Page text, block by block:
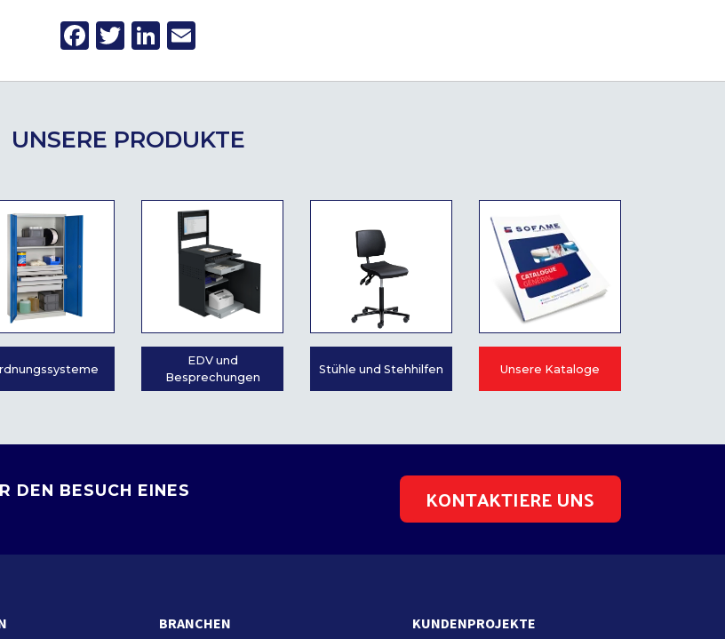
Facebook
TwitterLinkedIn
UNSERE PRODUKTE
EDV und
Besprechungen
Stühle und Stehhilfen Unsere Kataloge
DEN BESUCH EINES
KONTAKTIERE UNS
BRANCHEN KUNDENPROJEKTE